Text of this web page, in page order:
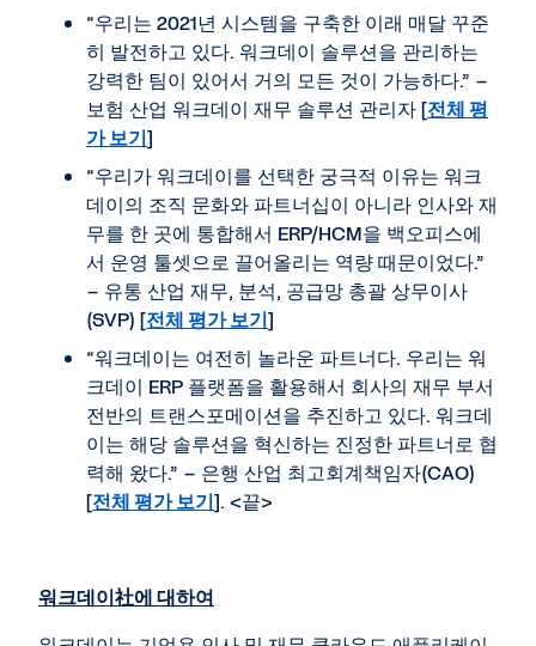
“우리는 2021년 시스템을 구축한 이래 매달 꾸준
히 발전하고 있다. 워크데이 솔루션을 관리하는
강력한 팀이 있어서 거의 모든 것이 가능하다.” –
보험 산업 워크데이 재무 솔루션 관리자 [전체 평
가 보기]
“우리가 워크데이를 선택한 궁극적 이유는 워크
데이의 조직 문화와 파트너십이 아니라 인사와 재
무를 한 곳에 통합해서 ERP/HCM을 백오피스에
서 운영 툴셋으로 끌어올리는 역량 때문이었다.”
– 유통 산업 재무, 분석, 공급망 총괄 상무이사
(SVP) [전체 평가 보기]
“워크데이는 여전히 놀라운 파트너다. 우리는 워
크데이 ERP 플랫폼을 활용해서 회사의 재무 부서
전반의 트랜스포메이션을 추진하고 있다. 워크데
이는 해당 솔루션을 혁신하는 진정한 파트너로 협
력해 왔다.” – 은행 산업 최고회계책임자(CAO)
[전체 평가 보기]. <끝>
워크데이社에 대하여